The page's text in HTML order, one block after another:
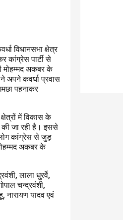
विधानसभा क्षेत्र
कांग्रेस पार्टी से
मोहम्मद अकबर के
अपने कवर्धा प्रवास
पहनाकर
में विकास के
की जा रही है। इससे
लोग कांग्रेस से जुड़
अकबर के
लाला धु्रर्वे,
चन्द्रवंशी,
नारायण यादव एवं